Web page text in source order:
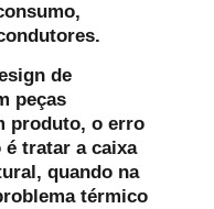
de
peças
produto, o erro
é tratar a caixa
quando na
térmico